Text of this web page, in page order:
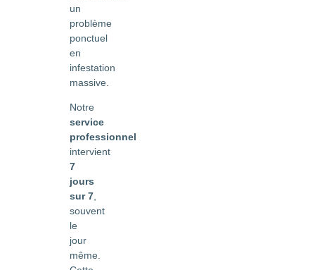
un
problème
ponctuel
en
infestation
massive.
Notre
service
professionnel
intervient
7
jours
sur 7
souvent
le
jour
même.